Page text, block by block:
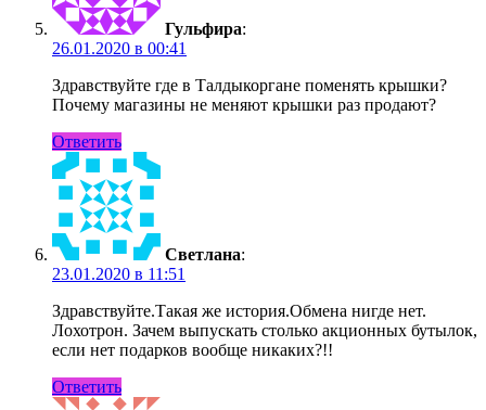
Гульфира:
26.01.2020 в 00:41
Здравствуйте где в Талдыкоргане поменять крышки?
Почему магазины не меняют крышки раз продают?
Ответить
Светлана:
23.01.2020 в 11:51
Здравствуйте.Такая же история.Обмена нигде нет.
Лохотрон. Зачем выпускать столько акционных бутылок,
если нет подарков вообще никаких?!!
Ответить